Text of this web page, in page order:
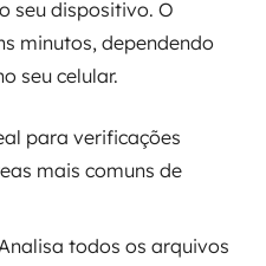
seu dispositivo. O
minutos, dependendo
seu celular.
para verificações
mais comuns de
todos os arquivos